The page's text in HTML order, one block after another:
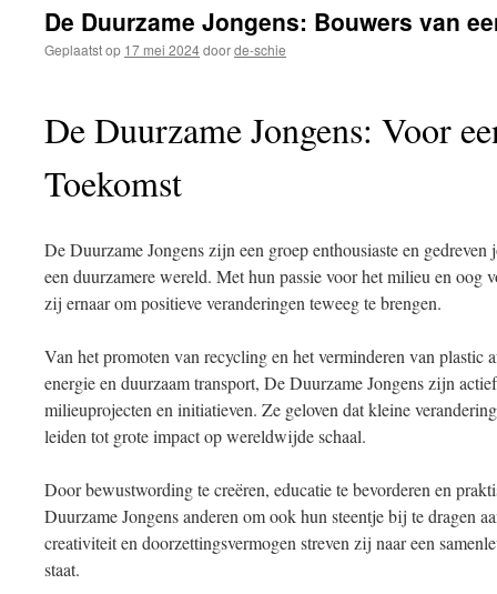
De Duurzame Jongens: Bouwers van
Geplaatst op 17 mei 2024doorde-schie
De Duurzame Jongens: Voor
Toekomst
De Duurzame Jongens zijn een groep enthousiaste en
een duurzamere wereld. Met hun passie voor het milieu en oog
zij ernaar om positieve veranderingen teweeg te brengen.
Van het promoten van recycling en het verminderen van plastic
energie en duurzaam transport, De Duurzame Jongens zijn
milieuprojecten en initiatieven. Ze geloven dat kleine
leiden tot grote impact op wereldwijde schaal.
Door bewustwording te creëren, educatie te bevorderen en
Duurzame Jongens anderen om ook hun steentje bij te dragen
creativiteit en doorzettingsvermogen streven zij naar een
staat.